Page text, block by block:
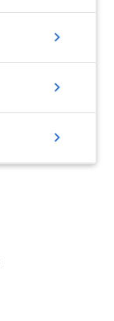
chevron_right
chevron_right
chevron_right